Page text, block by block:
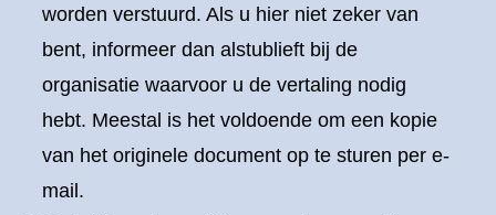
worden verstuurd. Als u hier niet zeker van
bent, informeer dan alstublieft bij de
organisatie waarvoor u de vertaling nodig
hebt. Meestal is het voldoende om een kopie
van het originele document op te sturen per e-
mail.